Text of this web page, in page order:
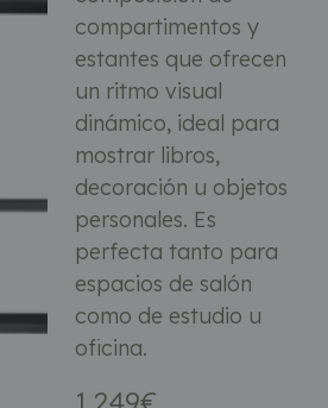
compartimentos y
estantes que ofrecen
un ritmo visual
dinámico, ideal para
mostrar libros,
decoración u objetos
personales. Es
perfecta tanto para
espacios de salón
como de estudio u
oficina.